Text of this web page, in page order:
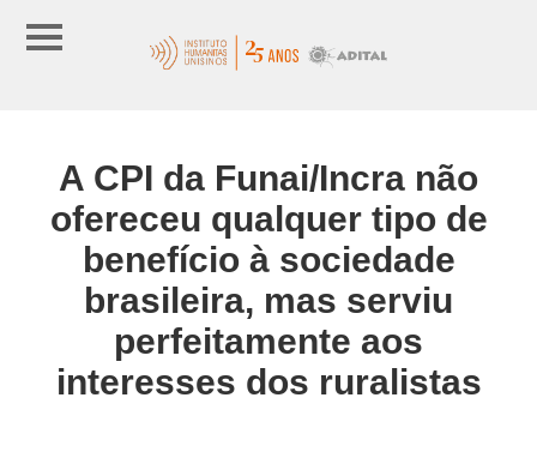
A CPI da Funai/Incra não
ofereceu qualquer tipo de
benefício à sociedade
brasileira, mas serviu
perfeitamente aos
interesses dos ruralistas